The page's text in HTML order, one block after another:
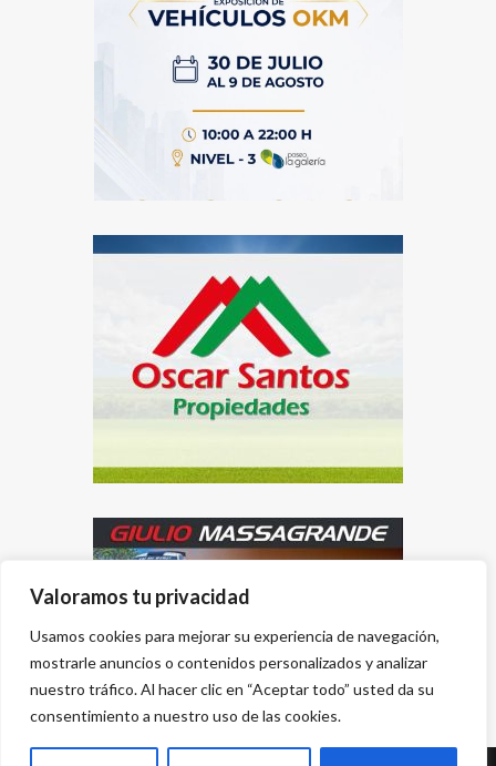
Valoramos tu privacidad
Usamos cookies para mejorar su experiencia de navegación,
mostrarle anuncios o contenidos personalizados y analizar
nuestro tráfico. Al hacer clic en “Aceptar todo” usted da su
consentimiento a nuestro uso de las cookies.